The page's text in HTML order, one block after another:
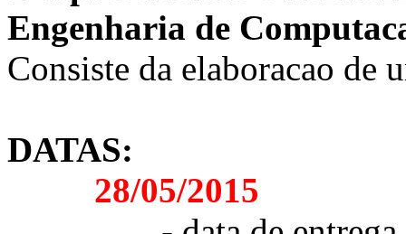
Engenharia de
Consiste da elaboracao de
DATAS:
28/05/2015